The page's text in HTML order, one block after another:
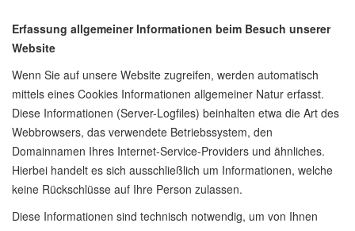
Erfassung allgemeiner Informationen beim Besuch unserer
Website
Wenn Sie auf unsere Website zugreifen, werden automatisch
mittels eines Cookies Informationen allgemeiner Natur erfasst.
Diese Informationen (Server-Logfiles) beinhalten etwa die Art des
Webbrowsers, das verwendete Betriebssystem, den
Domainnamen Ihres Internet-Service-Providers und ähnliches.
Hierbei handelt es sich ausschließlich um Informationen, welche
keine Rückschlüsse auf Ihre Person zulassen.
Diese Informationen sind technisch notwendig, um von Ihnen